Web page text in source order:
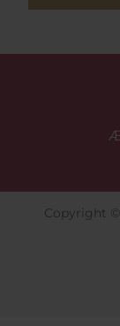
Copyright ©